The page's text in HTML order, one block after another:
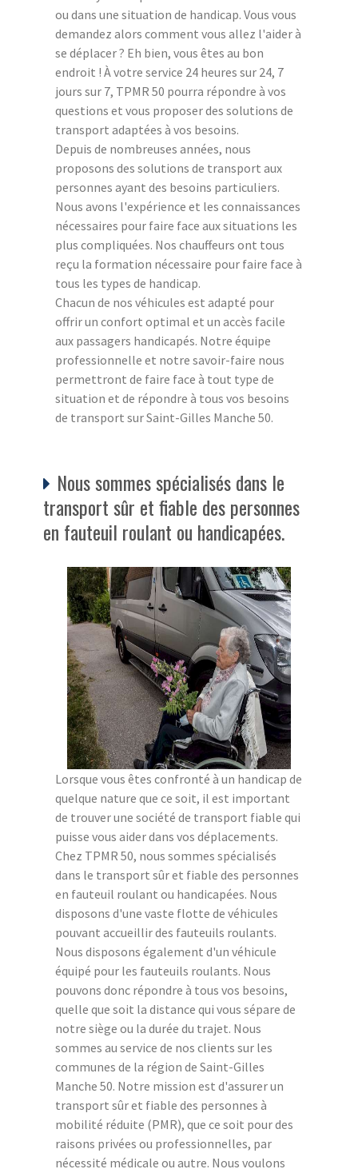
ou dans une situation de handicap. Vous vous
demandez alors comment vous allez l'aider à
se déplacer ? Eh bien, vous êtes au bon
endroit ! À votre service 24 heures sur 24, 7
jours sur 7, TPMR 50 pourra répondre à vos
questions et vous proposer des solutions de
transport adaptées à vos besoins.
Depuis de nombreuses années, nous
proposons des solutions de transport aux
personnes ayant des besoins particuliers.
Nous avons l'expérience et les connaissances
nécessaires pour faire face aux situations les
plus compliquées. Nos chauffeurs ont tous
reçu la formation nécessaire pour faire face à
tous les types de handicap.
Chacun de nos véhicules est adapté pour
offrir un confort optimal et un accès facile
aux passagers handicapés. Notre équipe
professionnelle et notre savoir-faire nous
permettront de faire face à tout type de
situation et de répondre à tous vos besoins
de transport sur Saint-Gilles Manche 50.
Nous sommes spécialisés dans le
transport sûr et fiable des personnes
en fauteuil roulant ou handicapées.
Lorsque vous êtes confronté à un handicap de
quelque nature que ce soit, il est important
de trouver une société de transport fiable qui
puisse vous aider dans vos déplacements.
Chez TPMR 50, nous sommes spécialisés
dans le transport sûr et fiable des personnes
en fauteuil roulant ou handicapées. Nous
disposons d'une vaste flotte de véhicules
pouvant accueillir des fauteuils roulants.
Nous disposons également d'un véhicule
équipé pour les fauteuils roulants. Nous
pouvons donc répondre à tous vos besoins,
quelle que soit la distance qui vous sépare de
notre siège ou la durée du trajet. Nous
sommes au service de nos clients sur les
communes de la région de Saint-Gilles
Manche 50. Notre mission est d'assurer un
transport sûr et fiable des personnes à
mobilité réduite (PMR), que ce soit pour des
raisons privées ou professionnelles, par
nécessité médicale ou autre. Nous voulons